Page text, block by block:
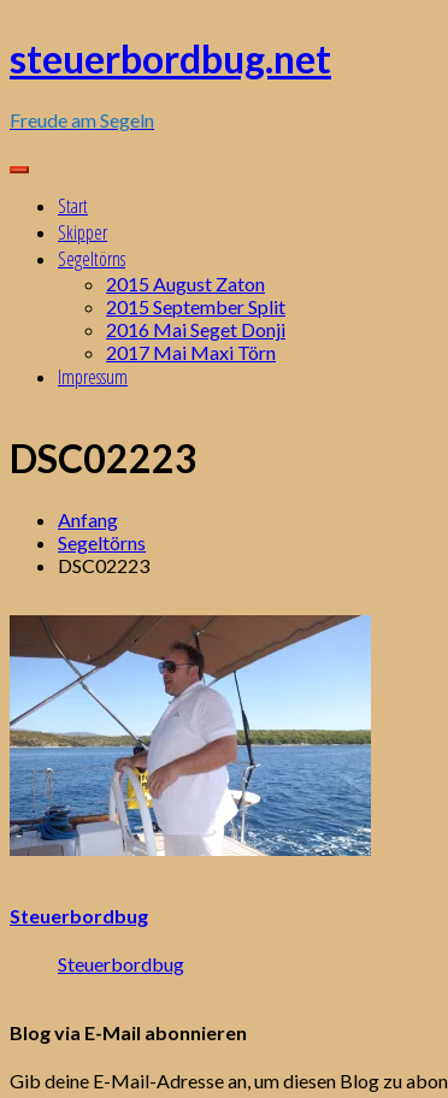
Inhalt
springen
steuerbordbug.net
Freude am Segeln
Start
Skipper
Segeltörns
2015 August Zaton
2015 September Split
2016 Mai Seget Donji
2017 Mai Maxi Törn
Impressum
DSC02223
Anfang
Segeltörns
DSC02223
Steuerbordbug
Steuerbordbug
Blog via E-Mail abonnieren
Gib deine E-Mail-Adresse an, um diesen Blog zu